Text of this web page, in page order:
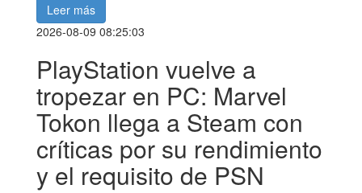
Leer más
2026-08-09 08:25:03
PlayStation vuelve a
tropezar en PC: Marvel
Tokon llega a Steam con
críticas por su rendimiento
y el requisito de PSN